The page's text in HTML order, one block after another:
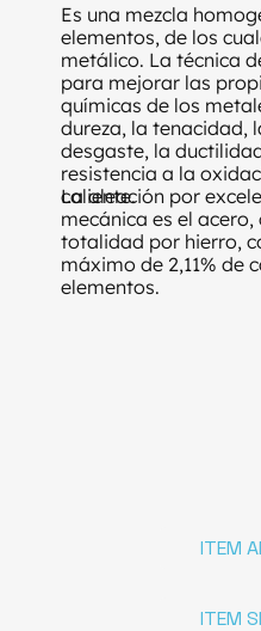
ITEM
ITEM
Es una mezcla
elementos, de los
metálico. La técnica
para mejorar las
químicas de los
dureza, la tenacidad,
desgaste, la
resistencia a la
caliente.
La aleación por
mecánica es el
totalidad por hierro,
máximo de 2,11% de
elementos.